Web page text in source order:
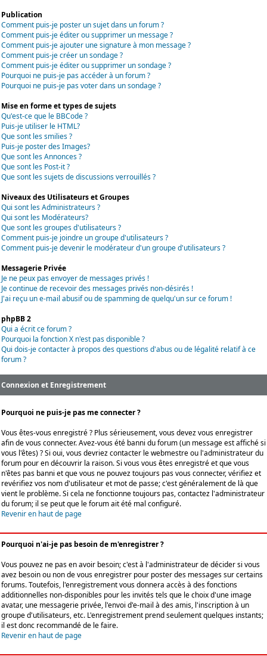
Publication
Comment puis-je poster un sujet dans un forum ?
Comment puis-je éditer ou supprimer un message ?
Comment puis-je ajouter une signature à mon message ?
Comment puis-je créer un sondage ?
Comment puis-je éditer ou supprimer un sondage ?
Pourquoi ne puis-je pas accéder à un forum ?
Pourquoi ne puis-je pas voter dans un sondage ?
Mise en forme et types de sujets
Qu'est-ce que le BBCode ?
Puis-je utiliser le HTML?
Que sont les smilies ?
Puis-je poster des Images?
Que sont les Annonces ?
Que sont les Post-it ?
Que sont les sujets de discussions verrouillés ?
Niveaux des Utilisateurs et Groupes
Qui sont les Administrateurs ?
Qui sont les Modérateurs?
Que sont les groupes d'utilisateurs ?
Comment puis-je joindre un groupe d'utilisateurs ?
Comment puis-je devenir le modérateur d'un groupe d'utilisateurs ?
Messagerie Privée
Je ne peux pas envoyer de messages privés !
Je continue de recevoir des messages privés non-désirés !
J'ai reçu un e-mail abusif ou de spamming de quelqu'un sur ce forum !
phpBB 2
Qui a écrit ce forum ?
Pourquoi la fonction X n'est pas disponible ?
Qui dois-je contacter à propos des questions d'abus ou de légalité relatif à ce
forum ?
Connexion et Enregistrement
Pourquoi ne puis-je pas me connecter ?
Vous êtes-vous enregistré ? Plus sérieusement, vous devez vous enregistrer
afin de vous connecter. Avez-vous été banni du forum (un message est affiché si
vous l'êtes) ? Si oui, vous devriez contacter le webmestre ou l'administrateur du
forum pour en découvrir la raison. Si vous vous êtes enregistré et que vous
n'êtes pas banni et que vous ne pouvez toujours pas vous connecter, vérifiez et
revérifiez vos nom d'utilisateur et mot de passe; c'est généralement de là que
vient le problème. Si cela ne fonctionne toujours pas, contactez l'administrateur
du forum; il se peut que le forum ait été mal configuré.
Revenir en haut de page
Pourquoi n'ai-je pas besoin de m'enregistrer ?
Vous pouvez ne pas en avoir besoin; c'est à l'administrateur de décider si vous
avez besoin ou non de vous enregistrer pour poster des messages sur certains
forums. Toutefois, l'enregistrement vous donnera accès à des fonctions
additionnelles non-disponibles pour les invités tels que le choix d'une image
avatar, une messagerie privée, l'envoi d'e-mail à des amis, l'inscription à un
groupe d'utilisateurs, etc. L'enregistrement prend seulement quelques instants;
il est donc recommandé de le faire.
Revenir en haut de page